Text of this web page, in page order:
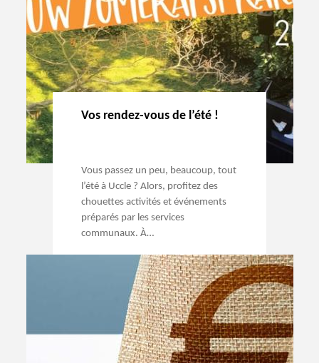
Vos rendez-vous de l’été !
Vous passez un peu, beaucoup, tout
l’été à Uccle ? Alors, profitez des
chouettes activités et événements
préparés par les services
communaux. À…
→